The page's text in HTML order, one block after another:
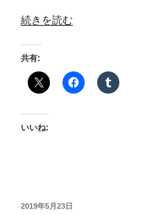
“チ
ン
は
の
続きを読む
共有:
いいね:
投
2019年5月23日